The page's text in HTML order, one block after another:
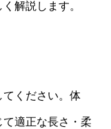
解説します。
てください。体
適正な長さ・柔